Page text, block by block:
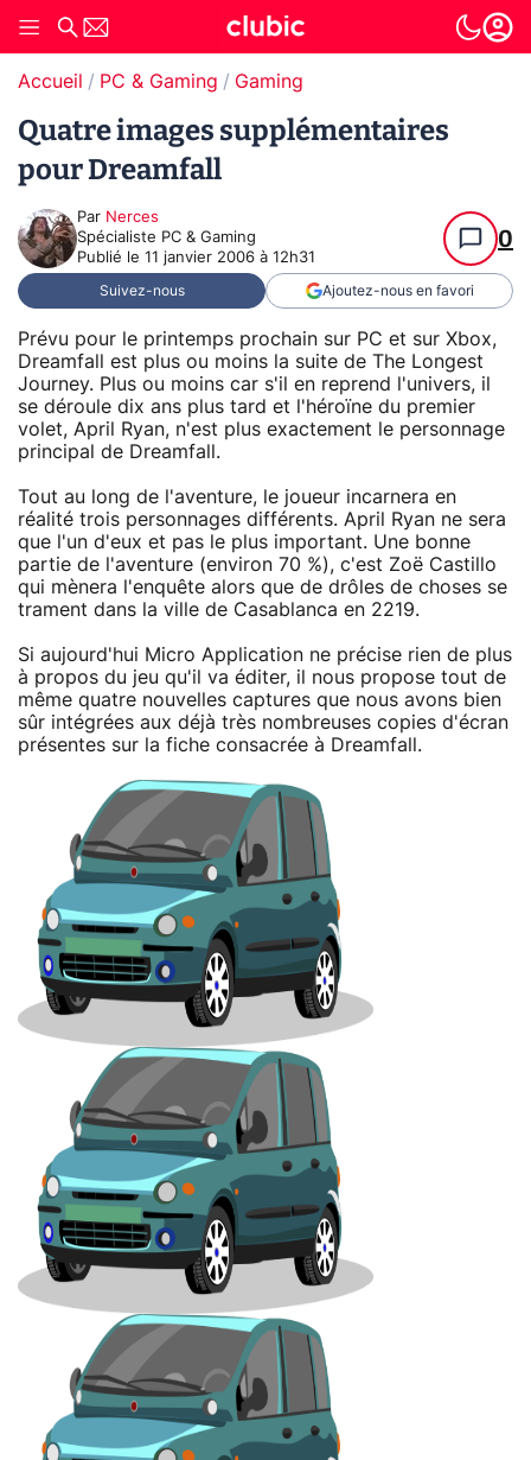
Accueil PC & Gaming Gaming
Quatre images supplémentaires
pour Dreamfall
Par Nerces
Spécialiste PC & Gaming
Publié le 11 janvier 2006 à 12h31
0
Suivez-nous Ajoutez-nous en favori
Prévu pour le printemps prochain sur PC et sur Xbox,
Dreamfall est plus ou moins la suite de The Longest
Journey. Plus ou moins car s'il en reprend l'univers, il
se déroule dix ans plus tard et l'héroïne du premier
volet, April Ryan, n'est plus exactement le personnage
principal de Dreamfall.
Tout au long de l'aventure, le joueur incarnera en
réalité trois personnages différents. April Ryan ne sera
que l'un d'eux et pas le plus important. Une bonne
partie de l'aventure (environ 70 %), c'est Zoë Castillo
qui mènera l'enquête alors que de drôles de choses se
trament dans la ville de Casablanca en 2219.
Si aujourd'hui Micro Application ne précise rien de plus
à propos du jeu qu'il va éditer, il nous propose tout de
même quatre nouvelles captures que nous avons bien
sûr intégrées aux déjà très nombreuses copies d'écran
présentes sur la fiche consacrée à Dreamfall.